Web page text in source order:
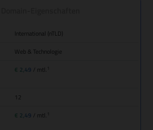
International (nTLD)
Web & Technologie
€ 2,49 / mtl.
12
€ 2,49 / mtl.